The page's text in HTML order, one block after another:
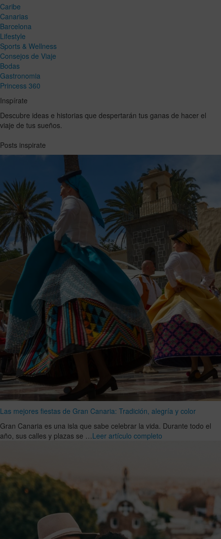
Caribe
Canarias
Barcelona
Lifestyle
Sports & Wellness
Consejos de Viaje
Bodas
Gastronomia
Princess 360
Inspírate
Descubre ideas e historias que despertarán tus ganas de hacer el
viaje de tus sueños.
Posts inspirate
Las mejores fiestas de Gran Canaria: Tradición, alegría y color
Gran Canaria es una isla que sabe celebrar la vida. Durante todo el
año, sus calles y plazas se …Leer artículo completo